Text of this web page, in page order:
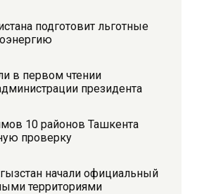
подготовит льготные
в первом чтении
президента
10 районов Ташкента
проверку
начали официальный
территориями